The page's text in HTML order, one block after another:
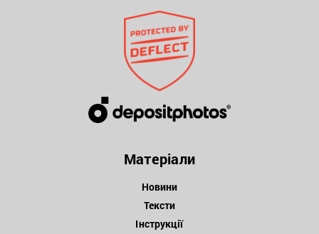
Матеріали
Новини
Тексти
Інструкції